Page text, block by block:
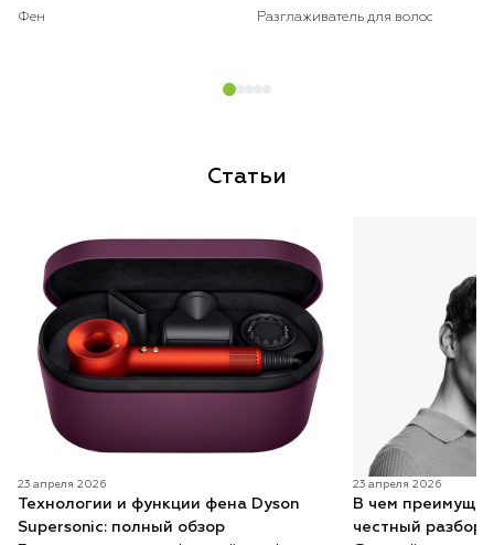
Фен Разглаживатель для волос
Статьи
23 апреля 2026
Технологии и функции фена Dyson
Supersonic: полный обзор
23 апреля 2026
В чем
честный разбор